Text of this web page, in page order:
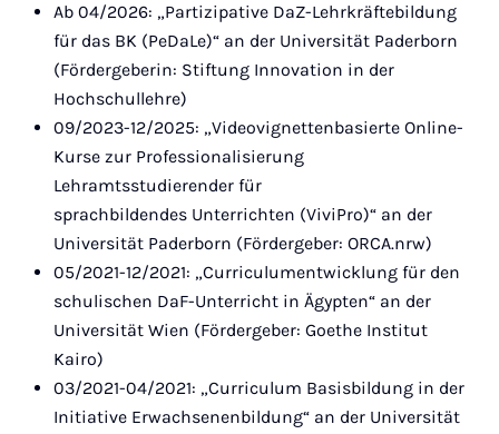
Ab 04/2026: „Partizipative DaZ-Lehrkräftebildung
für das BK (PeDaLe)“ an der Universität Paderborn
(Fördergeberin: Stiftung Innovation in der
Hochschullehre)
09/2023-12/2025: „Videovignettenbasierte Online-
Kurse zur Professionalisierung
Lehramtsstudierender für
sprachbildendes Unterrichten (ViviPro)“ an der
Universität Paderborn (Fördergeber: ORCA.nrw)
05/2021-12/2021: „Curriculumentwicklung für den
schulischen DaF-Unterricht in Ägypten“ an der
Universität Wien (Fördergeber: Goethe Institut
Kairo)
03/2021-04/2021: „Curriculum Basisbildung in der
Initiative Erwachsenenbildung“ an der Universität